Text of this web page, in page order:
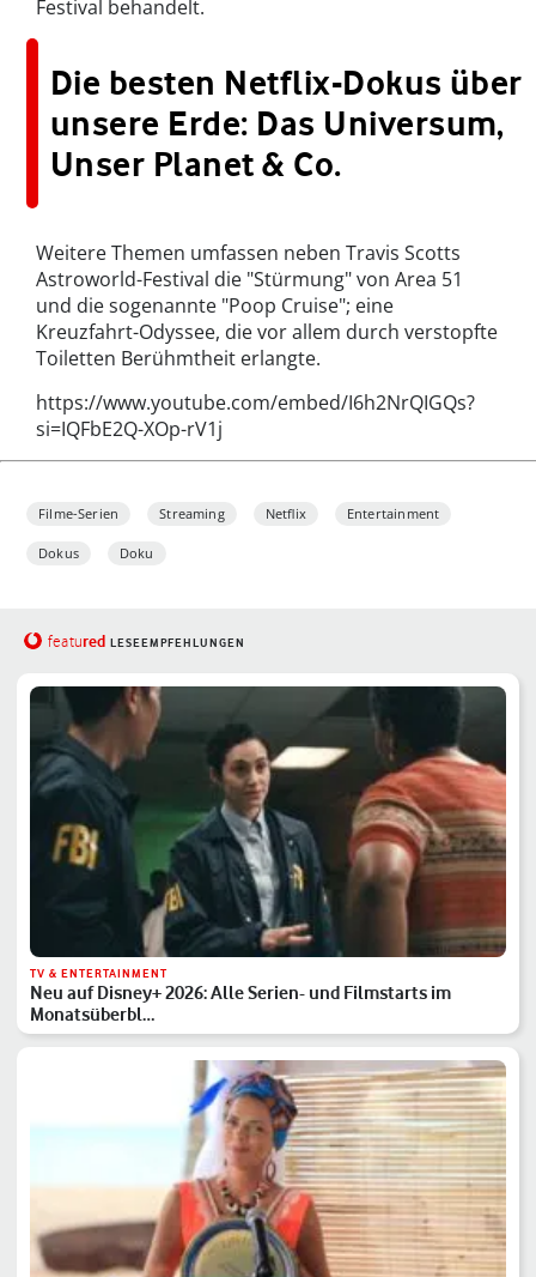
Festival behandelt.
Die besten Netflix-Dokus über
unsere Erde: Das Universum,
Unser Planet & Co.
Weitere Themen umfassen neben Travis Scotts
Astroworld-Festival die "Stürmung" von Area 51
und die sogenannte "Poop Cruise"; eine
Kreuzfahrt-Odyssee, die vor allem durch verstopfte
Toiletten Berühmtheit erlangte.
https://www.youtube.com/embed/I6h2NrQIGQs?
si=IQFbE2Q-XOp-rV1j
Filme-Serien Streaming Netflix Entertainment
Dokus Doku
featured LESEEMPFEHLUNGEN
TV & ENTERTAINMENT
Neu auf Disney+ 2026: Alle Serien- und Filmstarts im
Monatsüberbl…